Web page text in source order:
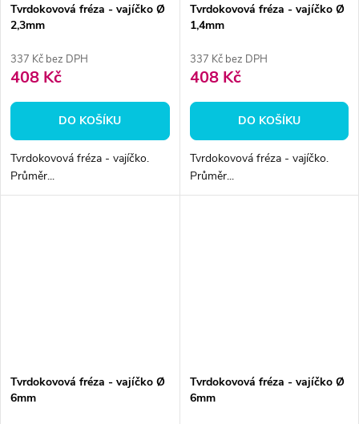
Tvrdokovová fréza - vajíčko Ø
2,3mm
337 Kč bez DPH
408 Kč
DO KOŠÍKU
Tvrdokovová fréza - vajíčko.
Průměr...
Tvrdokovová fréza - vajíčko Ø
1,4mm
337 Kč bez DPH
408 Kč
DO KOŠÍKU
Tvrdokovová fréza - vajíčko.
Průměr...
Tvrdokovová fréza - vajíčko Ø
6mm
Tvrdokovová fréza - vajíčko Ø
6mm